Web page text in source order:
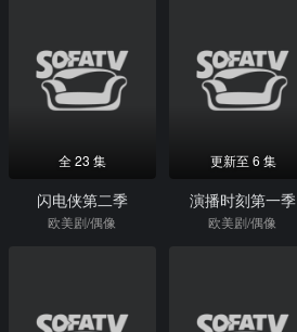
全 23 集
闪电侠第二季
欧美剧/偶像
更新至 6 集
演播时刻第一季
欧美剧/偶像